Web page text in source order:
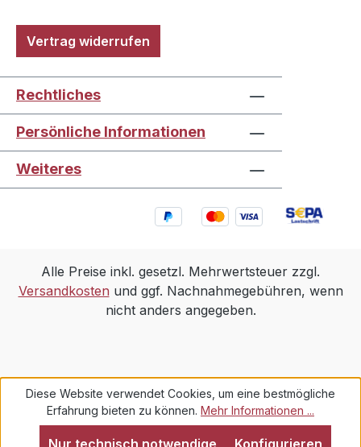
Vertrag widerrufen
Rechtliches
Persönliche Informationen
Weiteres
Alle Preise inkl. gesetzl. Mehrwertsteuer zzgl.
Versandkosten und ggf. Nachnahmegebühren, wenn
nicht anders angegeben.
Diese Website verwendet Cookies, um eine bestmögliche
Erfahrung bieten zu können. Mehr Informationen ...
Nur technisch notwendige Konfigurieren